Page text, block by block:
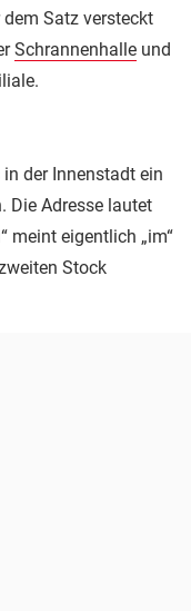
Satz versteckt
Schrannenhalle und
der Innenstadt ein
Die Adresse lautet
meint eigentlich „im“
Stock